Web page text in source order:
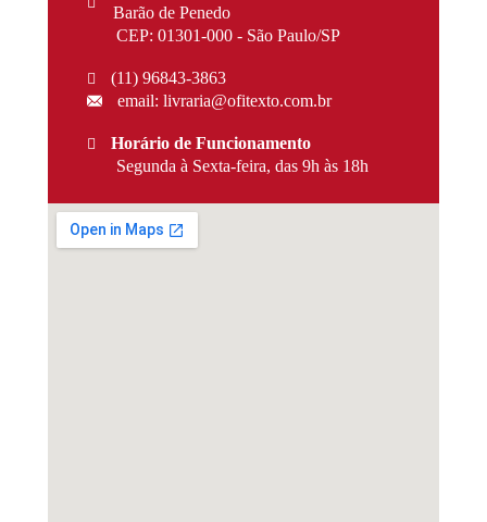
Barão de Penedo
CEP: 01301-000 - São Paulo/SP
(11) 96843-3863
email: livraria@ofitexto.com.br
Horário de Funcionamento
Segunda à Sexta-feira, das 9h às 18h